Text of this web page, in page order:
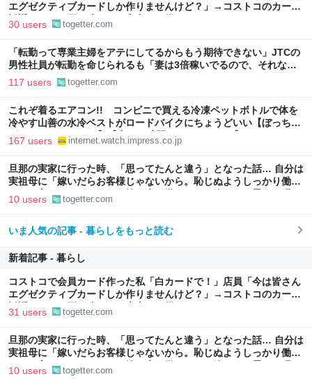
エグゼクティブカードしか作りませんけど？」→コストコのカード
勧誘はやたら圧が強いが、本当にお得なの？
30 users togetter.com
「転勤って専業主婦をアテにしてるからもう期待できない」JTCの
男性社員が転勤を命じられるも「妻は3倍稼いでるので、それなら
辞める」と言ったら、転勤がなくなった
117 users togetter.com
これぞ着るエアコン!! コンビニで買える冷凍ペットボトルで体を
冷やす山善の水冷ベストがロードバイクにちょうどいい【ぼっち・
ざ・ろーど！その14】【空いた時間でなにしてる？】
167 users internet.watch.impress.co.jp
旦那の実家に行った時、「思ってたんと違う」となった話… 自分は
実祖母に「嫁いだらお客様じゃないから。恥じぬようしっかり働
け」と言われていたので、嫁ぎ先で嫌われたら終わりと思い、張り
切っていた
10 users togetter.com
いま人気の記事 - 暮らしをもっと読む
新着記事 - 暮らし
コストコで会員カード作った私「白カードで！」店員「今は皆さん
エグゼクティブカードしか作りませんけど？」→コストコのカード
勧誘はやたら圧が強いが、本当にお得なの？
31 users togetter.com
旦那の実家に行った時、「思ってたんと違う」となった話… 自分は
実祖母に「嫁いだらお客様じゃないから。恥じぬようしっかり働
け」と言われていたので、嫁ぎ先で嫌われたら終わりと思い、張り
10 users togetter.com